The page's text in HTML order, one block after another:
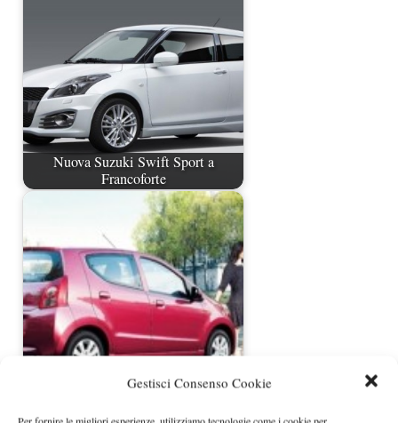
Gestisci Consenso Cookie
Nuova Suzuki Swift Sport a
Francoforte